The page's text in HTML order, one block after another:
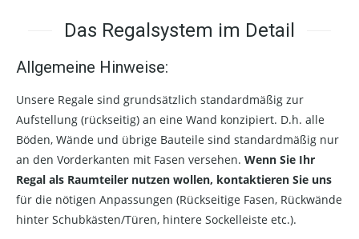
Das Regalsystem im Detail
Allgemeine Hinweise:
Unsere Regale sind grundsätzlich standardmäßig zur
Aufstellung (rückseitig) an eine Wand konzipiert. D.h. alle
Böden, Wände und übrige Bauteile sind standardmäßig nur
an den Vorderkanten mit Fasen versehen. Wenn Sie Ihr
Regal als Raumteiler nutzen wollen, kontaktieren Sie uns
für die nötigen Anpassungen (Rückseitige Fasen, Rückwände
hinter Schubkästen/Türen, hintere Sockelleiste etc.).